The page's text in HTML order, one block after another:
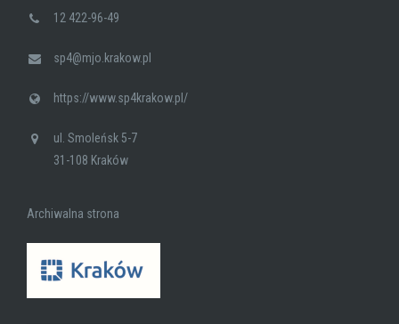
12 422-96-49
sp4@mjo.krakow.pl
https://www.sp4krakow.pl/
ul. Smoleńsk 5-7
31-108 Kraków
Archiwalna strona